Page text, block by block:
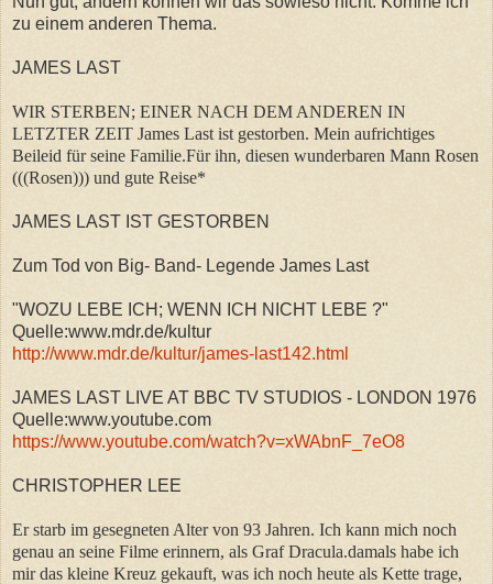
zu einem anderen Thema.
JAMES LAST
WIR STERBEN; EINER NACH DEM ANDEREN IN
LETZTER ZEIT James Last ist gestorben. Mein aufrichtiges
Beileid für seine Familie.Für ihn, diesen wunderbaren Mann Rosen
(((Rosen))) und gute Reise*
JAMES LAST IST GESTORBEN
Zum Tod von Big- Band- Legende James Last
"WOZU LEBE ICH; WENN ICH NICHT LEBE ?"
Quelle:www.mdr.de/kultur
http://www.mdr.de/kultur/james-last142.html
JAMES LAST LIVE AT BBC TV STUDIOS - LONDON 1976
Quelle:www.youtube.com
https://www.youtube.com/watch?v=xWAbnF_7eO8
CHRISTOPHER LEE
Er starb im gesegneten Alter von 93 Jahren. Ich kann mich noch
genau an seine Filme erinnern, als Graf Dracula.damals habe ich
mir das kleine Kreuz gekauft, was ich noch heute als Kette trage,